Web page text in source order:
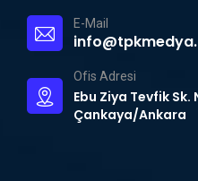
E-Mail
Ofis Adresi
Ebu Ziya Tevfik Sk.
Çankaya/Ankara